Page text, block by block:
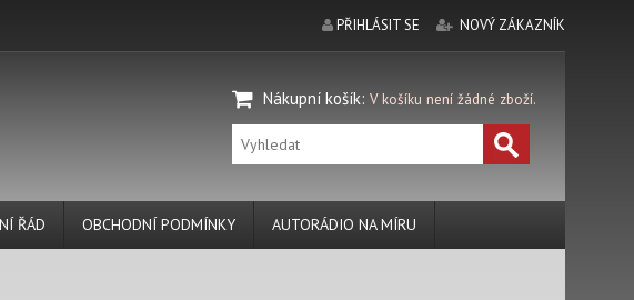
PŘIHLÁSIT SE NOVÝ ZÁKAZNÍK
Nákupní košík: V košíku není žádné zboží.
ŘÁD OBCHODNÍ PODMÍNKY AUTORÁDIO NA MÍRU